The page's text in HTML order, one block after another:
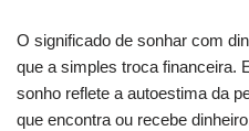
O significado de sonhar com
que a simples troca financeira.
sonho reflete a autoestima da
que encontra ou recebe